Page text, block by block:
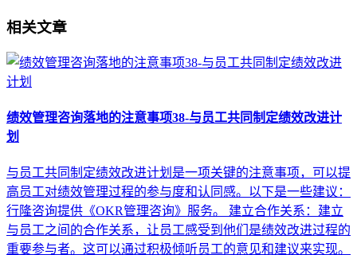
相关文章
绩效管理咨询落地的注意事项38-与员工共同制定绩效改进计
划
与员工共同制定绩效改进计划是一项关键的注意事项，可以提
高员工对绩效管理过程的参与度和认同感。以下是一些建议：
行隆咨询提供《OKR管理咨询》服务。 建立合作关系：建立
与员工之间的合作关系，让员工感受到他们是绩效改进过程的
重要参与者。这可以通过积极倾听员工的意见和建议来实现。